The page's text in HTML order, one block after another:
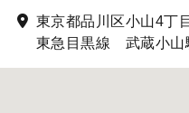
東京都品川区小山4丁
東急目黒線 武蔵小山